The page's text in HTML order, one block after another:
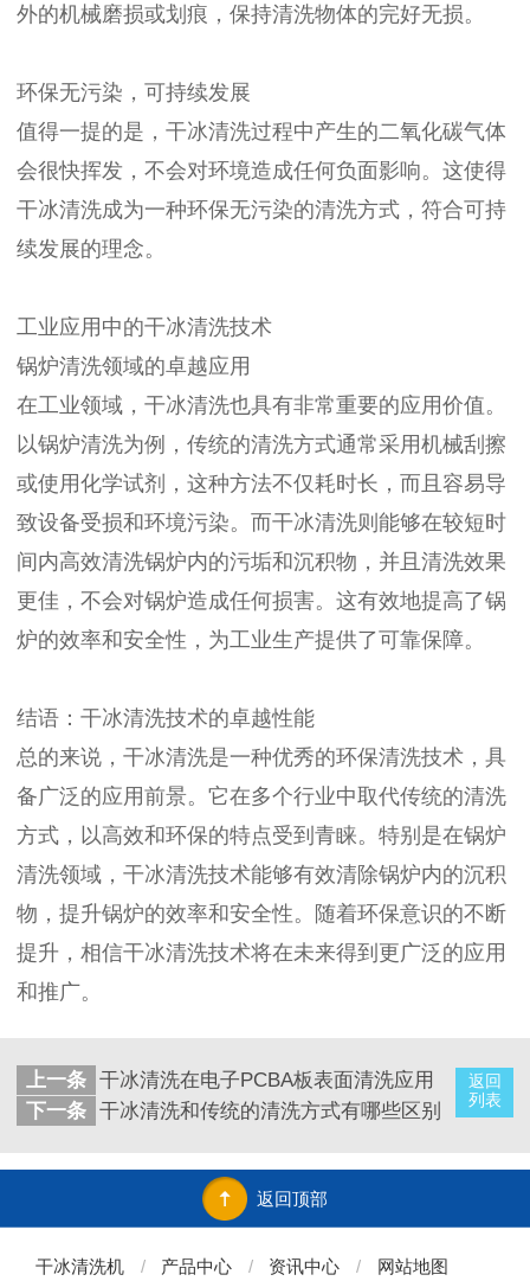
外的机械磨损或划痕，保持清洗物体的完好无损。
环保无污染，可持续发展
值得一提的是，干冰清洗过程中产生的二氧化碳气体
会很快挥发，不会对环境造成任何负面影响。这使得
干冰清洗成为一种环保无污染的清洗方式，符合可持
续发展的理念。
工业应用中的干冰清洗技术
锅炉清洗领域的卓越应用
在工业领域，干冰清洗也具有非常重要的应用价值。
以锅炉清洗为例，传统的清洗方式通常采用机械刮擦
或使用化学试剂，这种方法不仅耗时长，而且容易导
致设备受损和环境污染。而干冰清洗则能够在较短时
间内高效清洗锅炉内的污垢和沉积物，并且清洗效果
更佳，不会对锅炉造成任何损害。这有效地提高了锅
炉的效率和安全性，为工业生产提供了可靠保障。
结语：干冰清洗技术的卓越性能
总的来说，干冰清洗是一种优秀的环保清洗技术，具
备广泛的应用前景。它在多个行业中取代传统的清洗
方式，以高效和环保的特点受到青睐。特别是在锅炉
清洗领域，干冰清洗技术能够有效清除锅炉内的沉积
物，提升锅炉的效率和安全性。随着环保意识的不断
提升，相信干冰清洗技术将在未来得到更广泛的应用
和推广。
返回
列表
上一条 干冰清洗在电子PCBA板表面清洗应用
下一条 干冰清洗和传统的清洗方式有哪些区别
返回顶部
干冰清洗机 / 产品中心 / 资讯中心 / 网站地图